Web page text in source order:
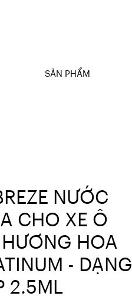
SẢN PHẨM
NƯỚC
CHO XE Ô
HOA
- DẠNG
2.5ML